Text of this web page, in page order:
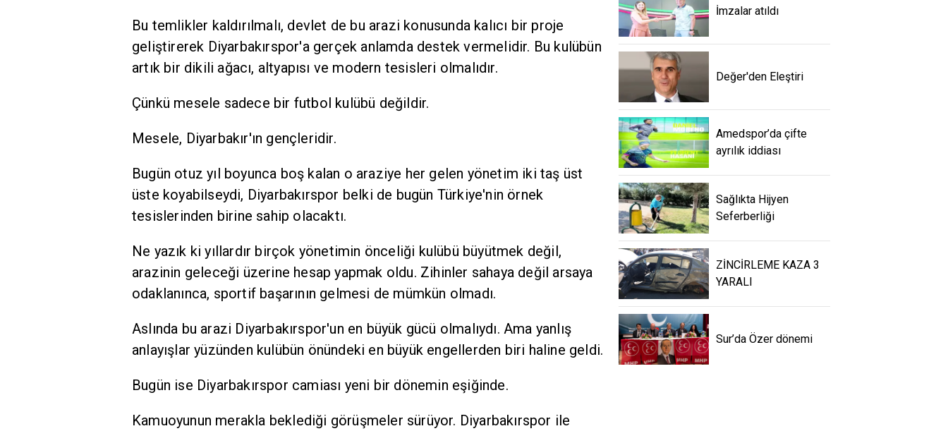
Bu temlikler kaldırılmalı, devlet de bu arazi konusunda kalıcı bir proje
geliştirerek Diyarbakırspor'a gerçek anlamda destek vermelidir. Bu kulübün
artık bir dikili ağacı, altyapısı ve modern tesisleri olmalıdır.
Çünkü mesele sadece bir futbol kulübü değildir.
Mesele, Diyarbakır'ın gençleridir.
Bugün otuz yıl boyunca boş kalan o araziye her gelen yönetim iki taş üst
üste koyabilseydi, Diyarbakırspor belki de bugün Türkiye'nin örnek
tesislerinden birine sahip olacaktı.
Ne yazık ki yıllardır birçok yönetimin önceliği kulübü büyütmek değil,
arazinin geleceği üzerine hesap yapmak oldu. Zihinler sahaya değil arsaya
odaklanınca, sportif başarının gelmesi de mümkün olmadı.
Aslında bu arazi Diyarbakırspor'un en büyük gücü olmalıydı. Ama yanlış
anlayışlar yüzünden kulübün önündeki en büyük engellerden biri haline geldi.
Bugün ise Diyarbakırspor camiası yeni bir dönemin eşiğinde.
Kamuoyunun merakla beklediği görüşmeler sürüyor. Diyarbakırspor ile
İmzalar atıldı
Değer'den Eleştiri
Amedspor’da çifte
ayrılık iddiası
Sağlıkta Hijyen
Seferberliği
ZİNCİRLEME KAZA 3
YARALI
Sur’da Özer dönemi